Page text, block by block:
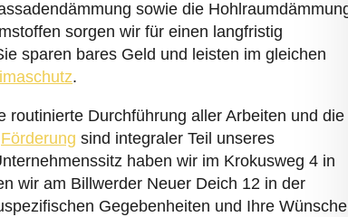
sorgen wir für einen langfristig
sparen bares Geld und leisten im gleichen
Förderungsind integraler Teil unseres
haben wir im Krokusweg 4 in
wir am Billwerder Neuer Deich 12 in der
Gegebenheiten und Ihre Wünsche
beraten Sie gerne individuell und ausführlich